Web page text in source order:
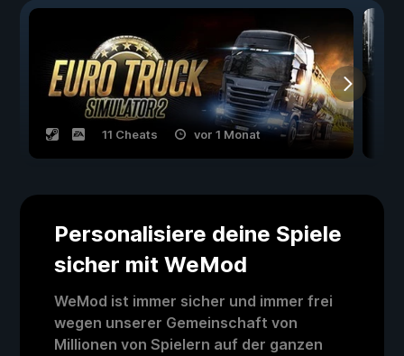
11 Cheats vor 1 Monat
Personalisiere deine Spiele
sicher mit WeMod
WeMod ist immer sicher und immer frei
wegen unserer Gemeinschaft von
Millionen von Spielern auf der ganzen